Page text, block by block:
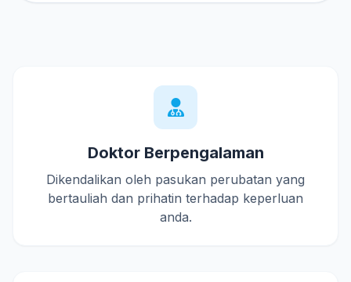
Doktor Berpengalaman
Dikendalikan oleh pasukan perubatan yang
bertauliah dan prihatin terhadap keperluan
anda.